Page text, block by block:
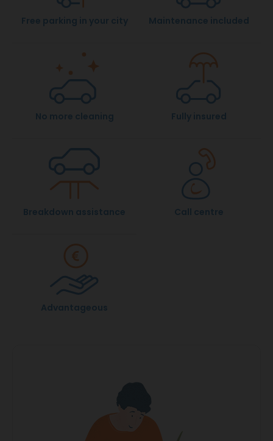
Free parking in your city Maintenance included
No more cleaning Fully insured
Breakdown assistance Call centre
Advantageous